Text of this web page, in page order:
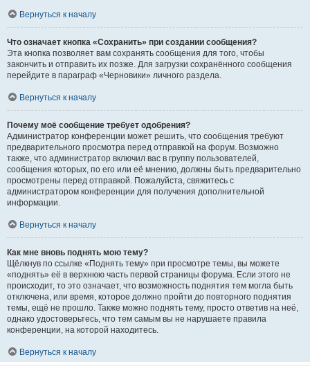
Вернуться к началу
Что означает кнопка «Сохранить» при создании сообщения?
Эта кнопка позволяет вам сохранять сообщения для того, чтобы
закончить и отправить их позже. Для загрузки сохранённого сообщения
перейдите в параграф «Черновики» личного раздела.
Вернуться к началу
Почему моё сообщение требует одобрения?
Администратор конференции может решить, что сообщения требуют
предварительного просмотра перед отправкой на форум. Возможно
также, что администратор включил вас в группу пользователей,
сообщения которых, по его или её мнению, должны быть предварительно
просмотрены перед отправкой. Пожалуйста, свяжитесь с
администратором конференции для получения дополнительной
информации.
Вернуться к началу
Как мне вновь поднять мою тему?
Щёлкнув по ссылке «Поднять тему» при просмотре темы, вы можете
«поднять» её в верхнюю часть первой страницы форума. Если этого не
происходит, то это означает, что возможность поднятия тем могла быть
отключена, или время, которое должно пройти до повторного поднятия
темы, ещё не прошло. Также можно поднять тему, просто ответив на неё,
однако удостоверьтесь, что тем самым вы не нарушаете правила
конференции, на которой находитесь.
Вернуться к началу